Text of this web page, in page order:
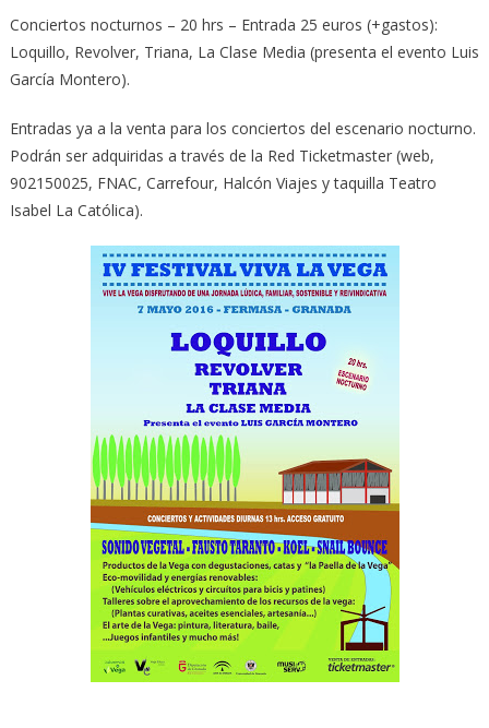
Conciertos nocturnos – 20 hrs – Entrada 25 euros (+gastos):
Loquillo, Revolver, Triana, La Clase Media (presenta el evento Luis
García Montero).
Entradas ya a la venta para los conciertos del escenario nocturno.
Podrán ser adquiridas a través de la Red Ticketmaster (web,
902150025, FNAC, Carrefour, Halcón Viajes y taquilla Teatro
Isabel La Católica).